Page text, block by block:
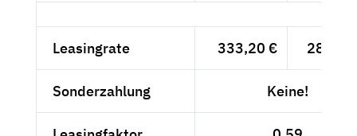
Leasingrate 333,20 € 280,--
Sonderzahlung Keine!